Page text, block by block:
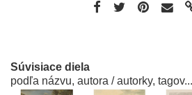
Súvisiace diela
podľa názvu, autora / autorky, tagov...